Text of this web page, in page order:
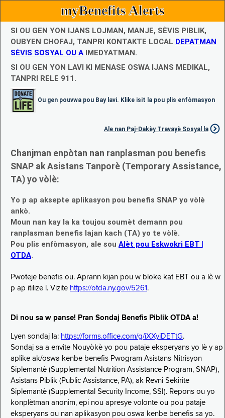
myBenefits Alerts
SI OU GEN YON IJANS LOJMAN, MANJE, SÈVIS PIBLIK,
OUBYEN CHOFAJ, TANPRI KONTAKTE LOCAL DEPATMAN
SÈVIS SOSYAL OU A IMEDYATMAN.
SI OU GEN YON LAVI KI MENASE OSWA IJANS MEDIKAL,
TANPRI RELE 911.
Ou gen pouvwa pou Bay lavi. Klike isit la pou plis enfòmasyon
Ale nan Paj-Dakèy Travayè Sosyal la
Chanjman enpòtan nan ranplasman pou benefis
SNAP ak Asistans Tanporè (Temporary Assistance,
TA) yo vòlè:
Yo p ap aksepte aplikasyon pou benefis SNAP yo vòlè
ankò.
Moun nan kay la ka toujou soumèt demann pou
ranplasman benefis lajan kach (TA) yo te vòlè.
Pou plis enfòmasyon, ale sou Alèt pou Eskwokri EBT |
OTDA.
Pwoteje benefis ou. Aprann kijan pou w bloke kat EBT ou a lè w
p ap itilize l. Vizite https://otda.ny.gov/5261 .
Di nou sa w panse! Pran Sondaj Benefis Piblik OTDA a!
Lyen sondaj la: https://forms.office.com/g/iXXyiDETtG.
Sondaj sa a envite Nouyòkè yo pou pataje eksperyans yo lè y ap
aplike ak/oswa kenbe benefis Pwogram Asistans Nitrisyon
Siplemantè (Supplemental Nutrition Assistance Program, SNAP),
Asistans Piblik (Public Assistance, PA), ak Revni Sekirite
Siplemantè (Supplemental Security Income, SSI). Repons ou yo
konplètman anonim, epi nou apresye volonte ou pou pataje
eksperyans ou nan aplikasyon pou oswa kenbe benefis sa yo.